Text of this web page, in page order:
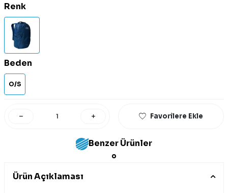
Renk
Beden
O/S
Favorilere Ekle
Benzer Ürünler
Ürün Açıklaması